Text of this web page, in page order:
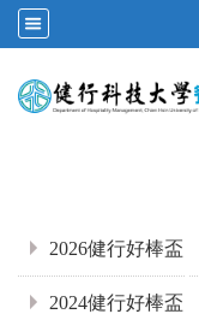
2026健行好棒盃
2024健行好棒盃